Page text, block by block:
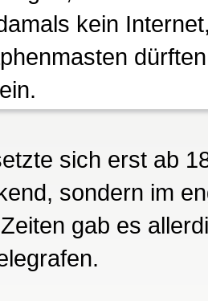
kein
sich erst ab
sondern im
gab es